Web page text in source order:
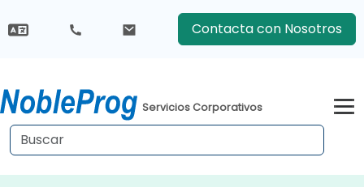
Contacta con Nosotros
Servicios Corporativos